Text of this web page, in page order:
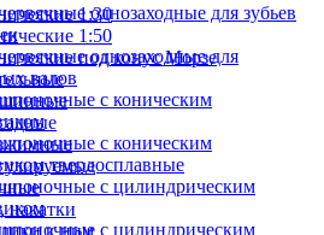
1:30
1:50
под конус Морзе
накатки
к ним
однозаходные для зубьев
однозаходные для
валов
с коническим
с коническим
твердосплавные
с цилиндрическим
с цилиндрическим